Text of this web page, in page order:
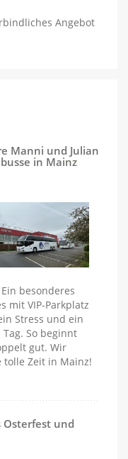
Angebot
Manni und Julian
in Mainz
besonderes
mit VIP-Parkplatz
Stress und ein
So beginnt
gut. Wir
Zeit in Mainz!
und